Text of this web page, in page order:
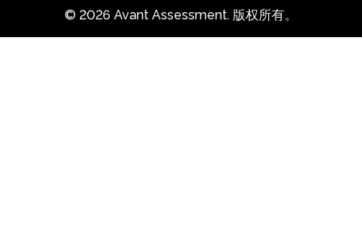
© 2026 Avant Assessment. 版权所有。